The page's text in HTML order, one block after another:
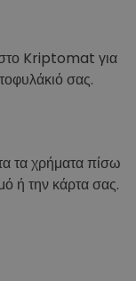
στο Kriptomat για
σας.
τα χρήματα πίσω
ή την κάρτα σας.